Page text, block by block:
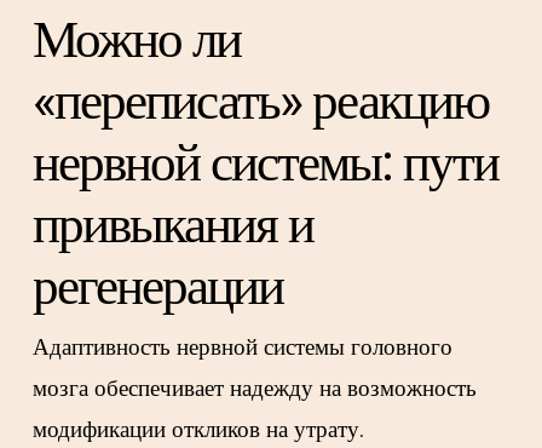
Можно ли
«переписать» реакцию
нервной системы: пути
привыкания и
регенерации
Адаптивность нервной системы головного
мозга обеспечивает надежду на возможность
модификации откликов на утрату.